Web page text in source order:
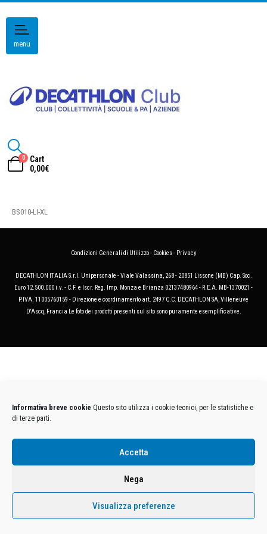
Informativa breve cookie Questo sito utilizza i cookie tecnici, per le statistiche e
di terze parti.
Accetta
Nega
Visualizza preferenze
menu
0
Cart
0,00€
BS010-LI-XL
Condizioni Generali di Utilizzo- Cookies- Privacy
DECATHLON ITALIA S.r.l. Unipersonale - Viale Valassina, 268 - 20851 Lissone (MB) Cap. Soc.
Euro 12.500.000 i.v. - C.F. e Iscr. Reg. Imp. Monza e Brianza 02137480964 - R.E.A. MB-1370021 -
P.IVA. 11005760159 - Direzione e coordinamento art. 2497 C.C. DECATHLON SA, Villeneuve
D'Ascq, Francia Le foto dei prodotti presenti sul sito sono puramente esemplificative.